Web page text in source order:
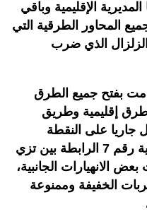
الإقليمية وباقي
المحاور الطرقية التي
الذي ضرب
بفتح جميع الطرق
طرق إقليمية وطريق
جاريا على النقطة
الكيلومترية 287 بالطريق الوطنية رقم 7 الرابطة بين تزي
الانهيارات الجانبية،
الخفيفة وممنوعة